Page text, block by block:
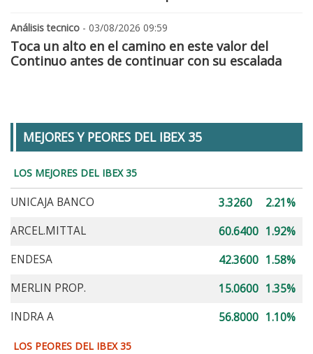
Análisis tecnico - 03/08/2026 09:59
Toca un alto en el camino en este valor del
Continuo antes de continuar con su escalada
MEJORES Y PEORES DEL IBEX 35
LOS MEJORES DEL IBEX 35
UNICAJA BANCO 3.3260
2.21%
ARCEL.MITTAL
60.6400 1.92%
ENDESA
42.3600 1.58%
MERLIN PROP.
15.0600 1.35%
INDRA A
56.8000 1.10%
LOS PEORES DEL IBEX 35